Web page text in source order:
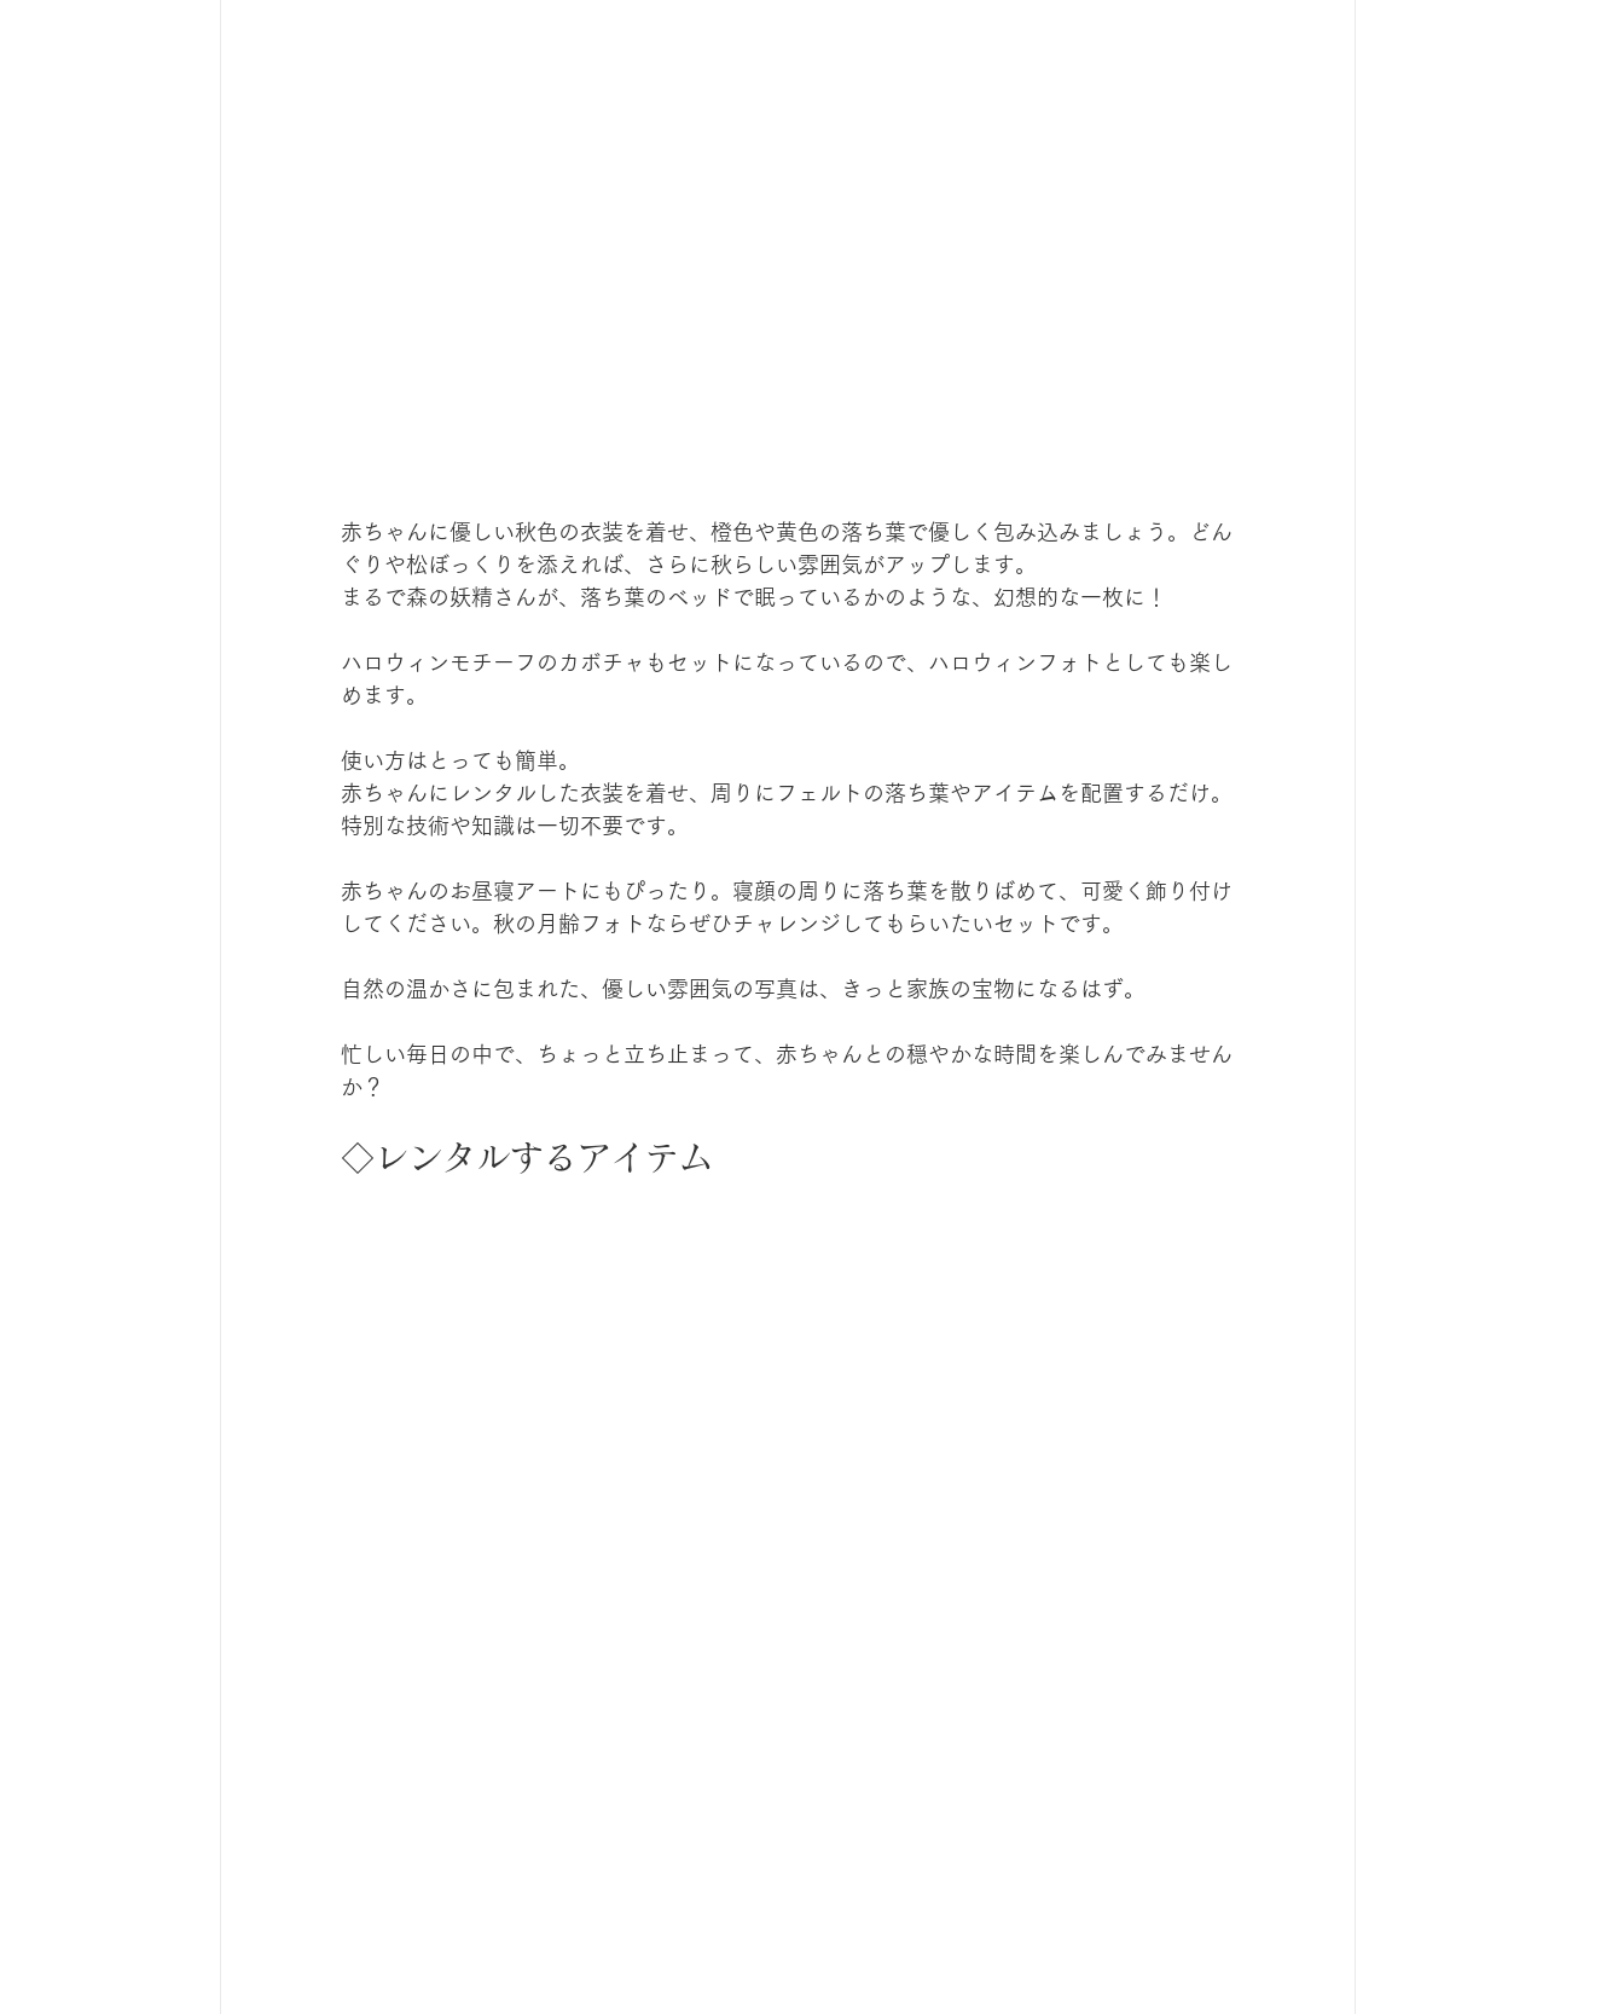
赤ちゃんに優しい秋色の衣装を着せ、橙色や黄色の落ち葉で優しく包み込みましょう。どん
ぐりや松ぼっくりを添えれば、さらに秋らしい雰囲気がアップします。
まるで森の妖精さんが、落ち葉のベッドで眠っているかのような、幻想的な一枚に！
ハロウィンモチーフのカボチャもセットになっているので、ハロウィンフォトとしても楽し
めます。
使い方はとっても簡単。
赤ちゃんにレンタルした衣装を着せ、周りにフェルトの落ち葉やアイテムを配置するだけ。
特別な技術や知識は一切不要です。
赤ちゃんのお昼寝アートにもぴったり。寝顔の周りに落ち葉を散りばめて、可愛く飾り付け
してください。秋の月齢フォトならぜひチャレンジしてもらいたいセットです。
自然の温かさに包まれた、優しい雰囲気の写真は、きっと家族の宝物になるはず。
忙しい毎日の中で、ちょっと立ち止まって、赤ちゃんとの穏やかな時間を楽しんでみません
か？
◇レンタルするアイテム